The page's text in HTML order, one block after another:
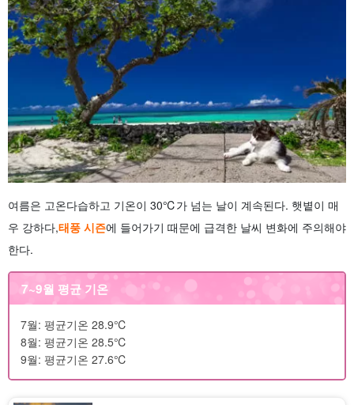
여름은 고온다습하고 기온이 30℃가 넘는 날이 계속된다. 햇볕이 매
우 강하다,태풍 시즌에 들어가기 때문에 급격한 날씨 변화에 주의해야
한다.
7~9월 평균 기온
7월: 평균기온 28.9℃
8월: 평균기온 28.5℃
9월: 평균기온 27.6℃